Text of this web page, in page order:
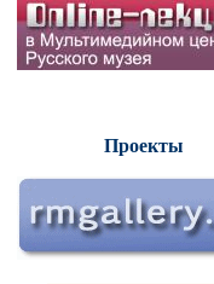
Проекты